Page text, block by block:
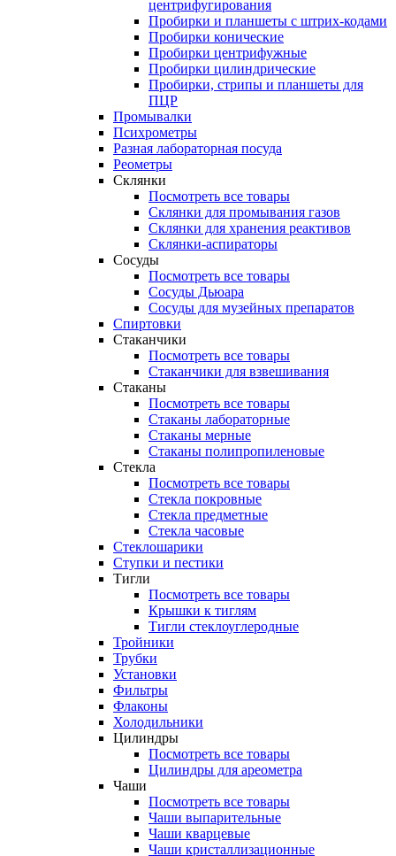
центрифугирования
Пробирки и планшеты с штрих-кодами
Пробирки конические
Пробирки центрифужные
Пробирки цилиндрические
Пробирки, стрипы и планшеты для
ПЦР
Промывалки
Психрометры
Разная лабораторная посуда
Реометры
Склянки
Посмотреть все товары
Склянки для промывания газов
Склянки для хранения реактивов
Склянки-аспираторы
Сосуды
Посмотреть все товары
Сосуды Дьюара
Сосуды для музейных препаратов
Спиртовки
Стаканчики
Посмотреть все товары
Стаканчики для взвешивания
Стаканы
Посмотреть все товары
Стаканы лабораторные
Стаканы мерные
Стаканы полипропиленовые
Стекла
Посмотреть все товары
Стекла покровные
Стекла предметные
Стекла часовые
Стеклошарики
Ступки и пестики
Тигли
Посмотреть все товары
Крышки к тиглям
Тигли стеклоуглеродные
Тройники
Трубки
Установки
Фильтры
Флаконы
Холодильники
Цилиндры
Посмотреть все товары
Цилиндры для ареометра
Чаши
Посмотреть все товары
Чаши выпарительные
Чаши кварцевые
Чаши кристаллизационные